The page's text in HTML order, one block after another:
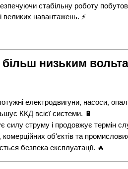
стабільну роботу
навантажень. ⚡
більш низьким
електродвигуни, насоси,
ККД всієї системи. 🔋
струму і продовжує термін
об'єктів та
безпека експлуатації. 🔥